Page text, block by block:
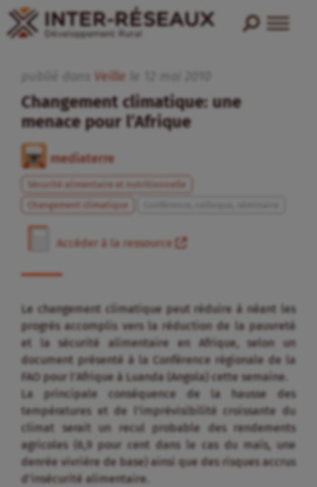
Veille
Changement climatique: une
menace pour l’Afrique
mediaterre
Sécurité alimentaire et nutritionnelle
Changement climatique
Accéder à la ressource
Le changement climatique peut réduire à néant les
progrès accomplis vers la réduction de la pauvreté
et la sécurité alimentaire en Afrique, selon un
document présenté à la Conférence régionale de la
FAO pour l’Afrique à Luanda (Angola) cette semaine.
La principale conséquence de la hausse des
températures et de l’imprévisibilité croissante du
climat serait un recul probable des rendements
agricoles (6,9 pour cent dans le cas du maïs, une
denrée vivrière de base) ainsi que des risques accrus
d’insécurité alimentaire.